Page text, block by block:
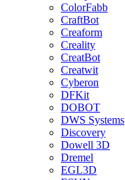
ColorFabb
CraftBot
Creaform
Creality
CreatBot
Creatwit
Cyberon
DFKit
DOBOT
DWS Systems
Discovery
Dowell 3D
Dremel
EGL3D